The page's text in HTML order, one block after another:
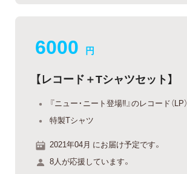
6000 円
【レコード＋Tシャツセット】
『ニュー・ニート登場‼』のレコード（LP）
特製Tシャツ
2021年04月 にお届け予定です。
8人が応援しています。